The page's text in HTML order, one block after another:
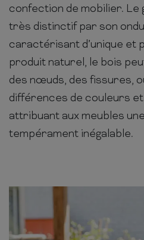
confection de mobilier. Le
très distinctif par son
caractérisant d’unique et
produit naturel, le bois
des nœuds, des fissures,
différences de couleurs
attribuant aux meubles
tempérament inégalable.